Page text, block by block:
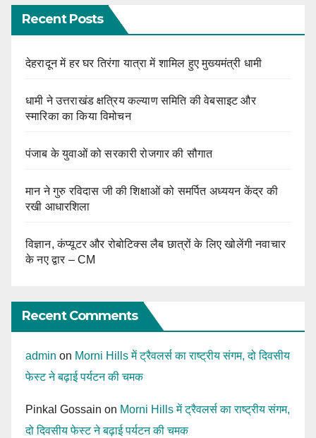
Recent Posts
देहरादून में हर घर तिरंगा यात्रा में शामिल हुए मुख्यमंत्री धामी
धामी ने उत्तराखंड क्षत्रिय कल्याण समिति की वेबसाइट और
स्मारिका का किया विमोचन
पंजाब के युवाओं को सरकारी रोजगार की सौगात
मान ने गुरु रविदास जी की शिक्षाओं को समर्पित अध्ययन केंद्र की
रखी आधारशिला
विज्ञान, कंप्यूटर और रोबोटिक्स लैब छात्रों के लिए खोलेंगी नवाचार
के नए द्वार – CM
Recent Comments
admin on Morni Hills में ट्रैवलर्स का राष्ट्रीय संगम, दो दिवसीय
फेस्ट ने बढ़ाई पर्यटन की चमक
Pinkal Gossain on Morni Hills में ट्रैवलर्स का राष्ट्रीय संगम,
दो दिवसीय फेस्ट ने बढ़ाई पर्यटन की चमक